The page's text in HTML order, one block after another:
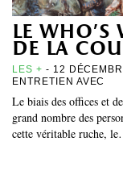
le who’s
de la
LES + - 12
ENTRETIEN AVEC
Le biais des offices et
grand nombre des
cette véritable ruche,